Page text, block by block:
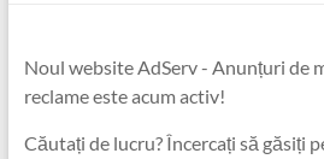
Noul website AdServ - Anunțuri de
reclame este acum activ!
Căutați de lucru? Încercați să găsiți